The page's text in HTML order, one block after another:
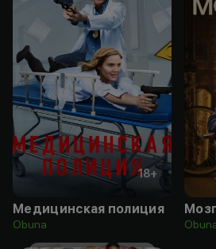
18+
Медицинская полиция
Obuna